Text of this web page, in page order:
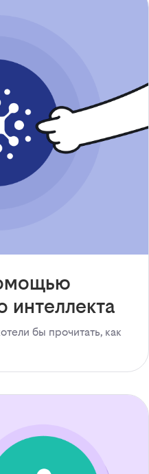
интеллекта
бы прочитать, как